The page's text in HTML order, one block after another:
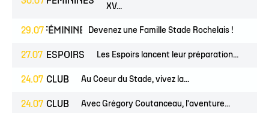
XV...
29.07FÉMININES CLUB
Devenez une Famille Stade Rochelais !
27.07 ESPOIRS Les Espoirs lancent leur préparation...
24.07 CLUB Au Coeur du Stade, vivez la...
24.07 CLUB Avec Grégory Coutanceau, l'aventure...